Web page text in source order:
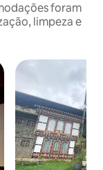
foram
limpeza e